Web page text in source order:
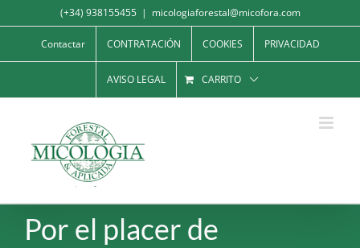
al
contenido
(+34) 938155455 | micologiaforestal@micofora.com
Contactar CONTRATACIÓN COOKIES PRIVACIDAD
AVISO LEGAL CARRITO
Por el placer de